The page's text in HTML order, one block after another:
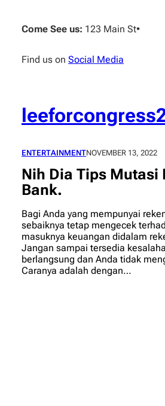
content
Come See us: 123 Main St•
Find us on Social Media
ENTERTAINMENTNOVEMBER 13, 2022
Nih Dia Tips Mutasi
Bank.
Bagi Anda yang mempunyai
sebaiknya tetap mengecek
masuknya keuangan didalam
Jangan sampai tersedia
berlangsung dan Anda tidak
Caranya adalah dengan…